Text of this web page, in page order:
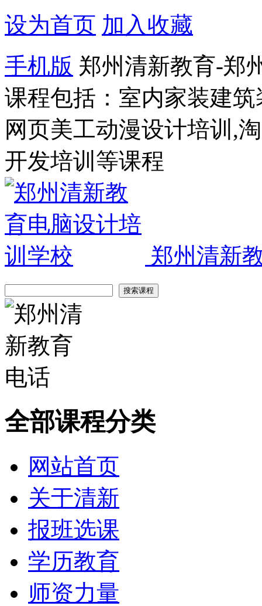
设为首页 加入收藏
手机版 郑州清新教育-郑
课程包括：室内家装建
网页美工动漫设计培训,
开发培训等课程
郑州清新
全部课程分类
网站首页
关于清新
报班选课
学历教育
师资力量